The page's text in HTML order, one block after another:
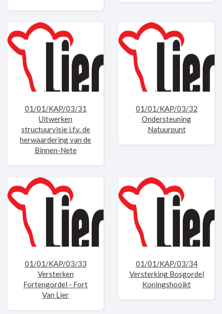
01/01/KAP/03/31
Uitwerken
structuurvisie i.f.v. de
herwaardering van de
Binnen-Nete
01/01/KAP/03/32
Ondersteuning
Natuurpunt
01/01/KAP/03/33
Versterken
Fortengordel - Fort
Van Lier
01/01/KAP/03/34
Versterking Bosgordel
Koningshooikt